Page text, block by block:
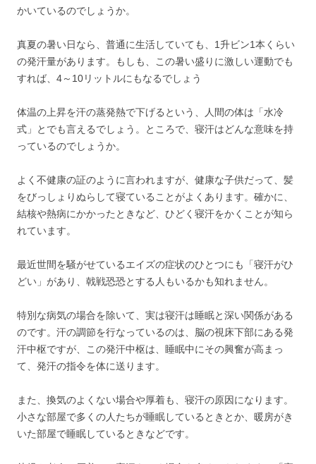
かいているのでしょうか。
真夏の暑い日なら、普通に生活していても、1升ビン1本くらい
の発汗量があります。もしも、この暑い盛りに激しい運動でも
すれば、4～10リットルにもなるでしょう
体温の上昇を汗の蒸発熱で下げるという、人間の体は「水冷
式」とでも言えるでしょう。ところで、寝汗はどんな意味を持
っているのでしょうか。
よく不健康の証のように言われますが、健康な子供だって、髪
をびっしょりぬらして寝ていることがよくあります。確かに、
結核や熱病にかかったときなど、ひどく寝汗をかくことが知ら
れています。
最近世間を騒がせているエイズの症状のひとつにも「寝汗がひ
どい」があり、戟戦恐恐とする人もいるかも知れません。
特別な病気の場合を除いて、実は寝汗は睡眠と深い関係がある
のです。汗の調節を行なっているのは、脳の視床下部にある発
汗中枢ですが、この発汗中枢は、睡眠中にその興奮が高まっ
て、発汗の指令を体に送ります。
また、換気のよくない場合や厚着も、寝汗の原因になります。
小さな部屋で多くの人たちが睡眠しているときとか、暖房がき
いた部屋で睡眠しているときなどです。